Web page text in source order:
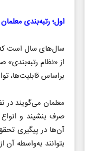
اول؛ رتبه‌بندی
سال‌های سال است که
از «نظام
براساس قابلیت‌ها،
معلمان می‌گویند در
صرف بنشیند و
آن‌ها در پیگیری
بتوانند به‌واسطه آن